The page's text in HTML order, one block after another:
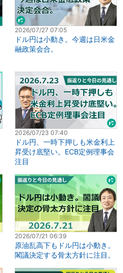
2026/07/27 07:05
ドル円は小動き。今週は日米金
融政策会合。
2026/07/23 07:40
ドル円、一時下押しも米金利上
昇受け底堅い。ECB定例理事会
注目
2026/07/21 06:39
原油乱高下もドル円は小動き。
閣議決定する骨太方針に注目。